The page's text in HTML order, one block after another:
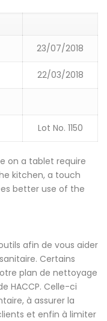
23/07/2018
22/03/2018
Lot No. 1150
on a tablet require
kitchen, a touch
better use of the
afin de vous aider
Certains
plan de nettoyage
HACCP. Celle-ci
à assurer la
et enfin à limiter